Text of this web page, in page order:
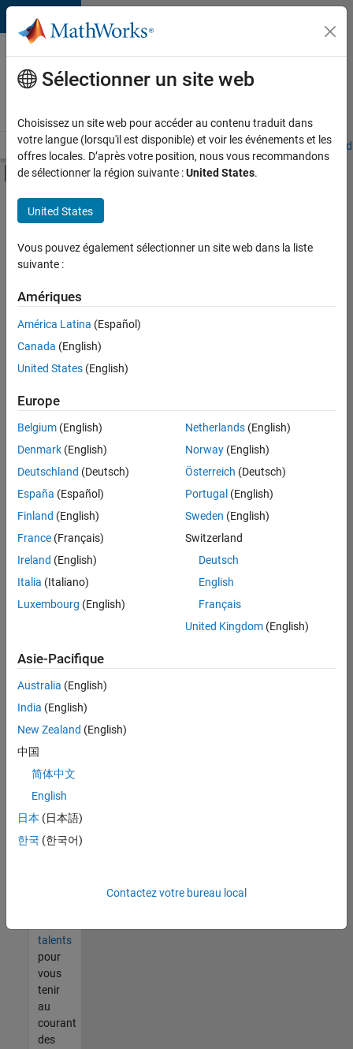
Passer au contenu
Votre
carrière
chez
Accueil Explorer nos opportunités Adresses de nos bureaux
Activer/désactiver l'affichage du menu
Contenu principal
FILTRER PAR
Ventes commerciales
Opérations commerciales
Services marketing
Actuellement,
aucune
offre
d'emploi
correspondant
à vos
critères
de
recherche.
Vous
pouvez
élargir
votre
recherche
ou
afficher
l’ensemble
d'emploi.
malgré
tout
vous
trouvez
pas
d'offre
corresponde
à vos
talents
pour
vous
tenir
au
courant
des
Sélectionner un site web
Choisissez un site web pour accéder au contenu traduit dans
votre langue (lorsqu'il est disponible) et voir les événements et les
offres locales. D’après votre position, nous vous recommandons
de sélectionner la région suivante :United States.
United States
Vous pouvez également sélectionner un site web dans la liste
suivante :
Amériques
América Latina (Español)
Canada (English)
United States (English)
Europe
Belgium (English)
Denmark (English)
Deutschland (Deutsch)
España (Español)
Finland (English)
France (Français)
Ireland (English)
Italia (Italiano)
Luxembourg (English)
Netherlands(English)
Norway(English)
Österreich (Deutsch)
Portugal (English)
Sweden (English)
Switzerland
Deutsch
English
Français
United Kingdom(English)
Asie-Pacifique
Australia (English)
India (English)
New Zealand (English)
中国
简体中文
English
日本 (日本語)
한국 (한국어)
Contactez votre bureau local